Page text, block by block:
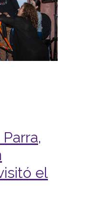
el